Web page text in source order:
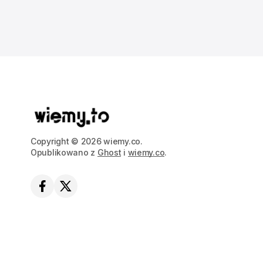
Copyright © 2026 wiemy.co.
Opublikowano z Ghost i wiemy.co.